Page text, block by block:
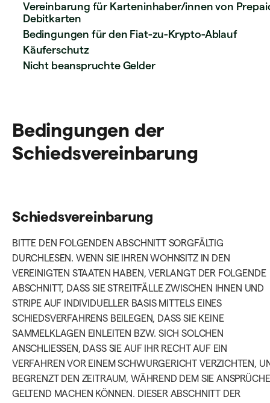
Vereinbarung für Karteninhaber/innen von
Debitkarten
Bedingungen für den Fiat-zu-Krypto-Ablauf
Käuferschutz
Nicht beanspruchte Gelder
Bedingungen der
Schiedsvereinbarung
Schiedsvereinbarung
BITTE DEN FOLGENDEN ABSCHNITT SORGFÄLTIG
DURCHLESEN. WENN SIE IHREN WOHNSITZ IN DEN
VEREINIGTEN STAATEN HABEN, VERLANGT DER FOLGENDE
ABSCHNITT, DASS SIE STREITFÄLLE ZWISCHEN IHNEN UND
STRIPE AUF INDIVIDUELLER BASIS MITTELS EINES
SCHIEDSVERFAHRENS BEILEGEN, DASS SIE KEINE
SAMMELKLAGEN EINLEITEN BZW. SICH SOLCHEN
ANSCHLIESSEN, DASS SIE AUF IHR RECHT AUF EIN
VERFAHREN VOR EINEM SCHWURGERICHT VERZICHTEN,
BEGRENZT DEN ZEITRAUM, WÄHREND DEM SIE ANSPRÜCHE
GELTEND MACHEN KÖNNEN. DIESER ABSCHNITT DER